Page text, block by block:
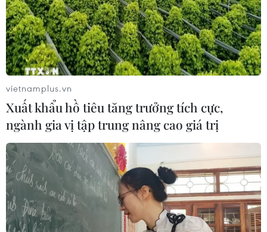
TIN CÙNG CHUYÊN MỤC
Tấn công gây nhiều thương vong tại
Nga và Ukraine
vietnamplus.vn
Xuất khẩu hồ tiêu tăng trưởng tích cực,
ngành gia vị tập trung nâng cao giá trị